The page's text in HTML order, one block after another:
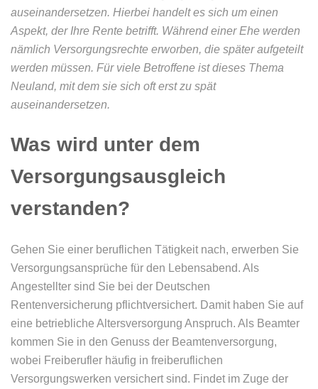
auseinandersetzen. Hierbei handelt es sich um einen
Aspekt, der Ihre Rente betrifft. Während einer Ehe werden
nämlich Versorgungsrechte erworben, die später aufgeteilt
werden müssen. Für viele Betroffene ist dieses Thema
Neuland, mit dem sie sich oft erst zu spät
auseinandersetzen.
Was wird unter dem
Versorgungsausgleich
verstanden?
Gehen Sie einer beruflichen Tätigkeit nach, erwerben Sie
Versorgungsansprüche für den Lebensabend. Als
Angestellter sind Sie bei der Deutschen
Rentenversicherung pflichtversichert. Damit haben Sie auf
eine betriebliche Altersversorgung Anspruch. Als Beamter
kommen Sie in den Genuss der Beamtenversorgung,
wobei Freiberufler häufig in freiberuflichen
Versorgungswerken versichert sind. Findet im Zuge der